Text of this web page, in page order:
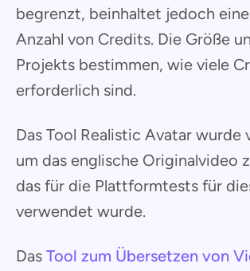
begrenzt, beinhaltet jedoch
Anzahl von Credits. Die Größe
Projekts bestimmen, wie viele
erforderlich sind.
Das Tool Realistic Avatar wurde
um das englische Originalvideo
das für die Plattformtests für
verwendet wurde.
Das Tool zum Übersetzen von